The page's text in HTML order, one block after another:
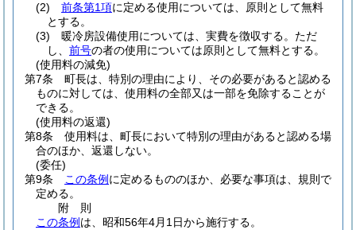
(2)
前条第1項に定める使用については、原則として無料
とする。
(3)
暖冷房設備使用については、実費を徴収する。 ただ
し、 前号の者の使用については原則として無料とする。
(使用料の減免)
第7条
町長は、特別の理由により、その必要があると認める
ものに対しては、使用料の全部又は一部を免除することが
できる。
(使用料の返還)
第8条
使用料は、町長において特別の理由があると認める場
合のほか、返還しない。
(委任)
第9条
この条例 に定めるもののほか、必要な事項は、規則で
定める。
附 則
この条例 は、昭和56年4月1日から施行する。